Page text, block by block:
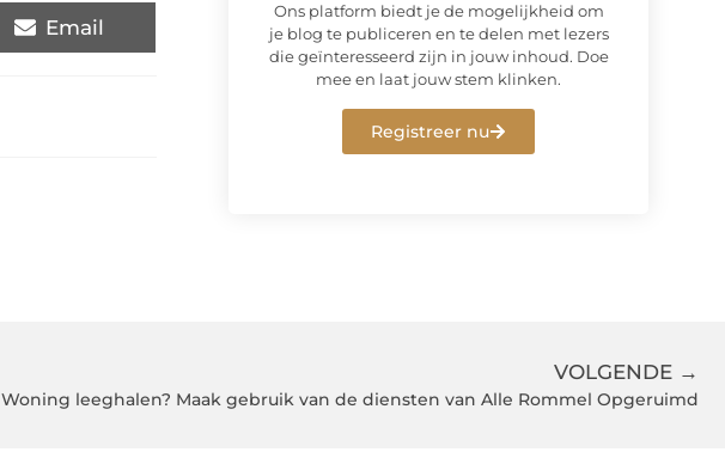
Email
Ons platform biedt je de mogelijkheid om
je blog te publiceren en te delen met lezers
die geïnteresseerd zijn in jouw inhoud. Doe
mee en laat jouw stem klinken.
Registreer nu
VOLGENDE →
Woning leeghalen? Maak gebruik van de diensten van Alle Rommel Opgeruimd